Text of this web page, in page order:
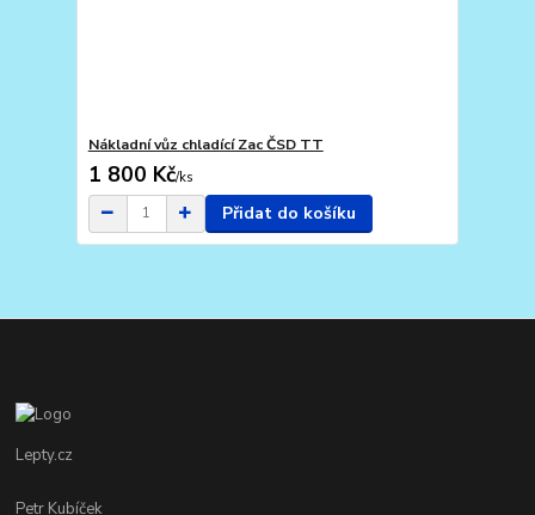
Nákladní vůz chladící Zac ČSD TT
1 800 Kč/ks
Přidat do košíku
Lepty.cz
Petr Kubíček